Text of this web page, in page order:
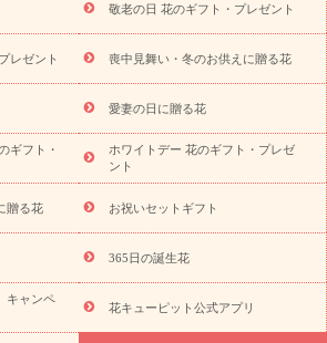
お祝い返し お見舞い
お取り
ご自宅用 観葉植物
ミディ胡蝶蘭
スタイルから探す
アレンジメント
祝い お供え・お悔やみ 胡蝶蘭
胡蝶
・お祝い ミディ胡蝶蘭・お供え
物 観葉植物 産直多肉植物
プリザーブ
お供え・お悔やみ 花とセットギフト
ト（hanamore -ハナモア-）
花とみどりの
トのeGfit カラー ピンク
の種類 バラ ユリ トルコキキョウ
予
お祝い・3000円～ お祝い・
お祝い・7000円～ お祝い・10000円～
お供え・お悔やみ・3000円～
お供え・お
供え・お悔やみ・7000円～
お供え・お悔
敬老の日 花のギフト・プレゼント
レゼント 喪中見舞い・冬のお供えに贈る花
愛妻の日に贈る花
ギフト・
ホワイトデー 花のギフト・プレゼ
ント
贈る花 お祝いセットギフト
365日の誕生花
キャンペ
花キューピット公式アプリ